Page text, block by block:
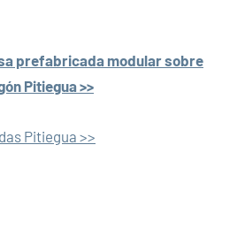
prefabricada modular sobre
Pitiegua >>
Pitiegua >>